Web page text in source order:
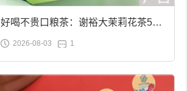
好喝不贵口粮茶：谢裕大茉莉花茶50g
袋装9.9元到手
2026-08-03 1